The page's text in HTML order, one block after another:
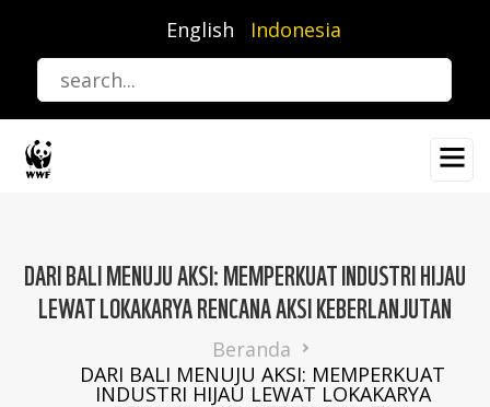
utama
English Indonesia
DARI BALI MENUJU AKSI: MEMPERKUAT INDUSTRI HIJAU
LEWAT LOKAKARYA RENCANA AKSI KEBERLANJUTAN
Beranda
DARI BALI MENUJU AKSI: MEMPERKUAT
INDUSTRI HIJAU LEWAT LOKAKARYA